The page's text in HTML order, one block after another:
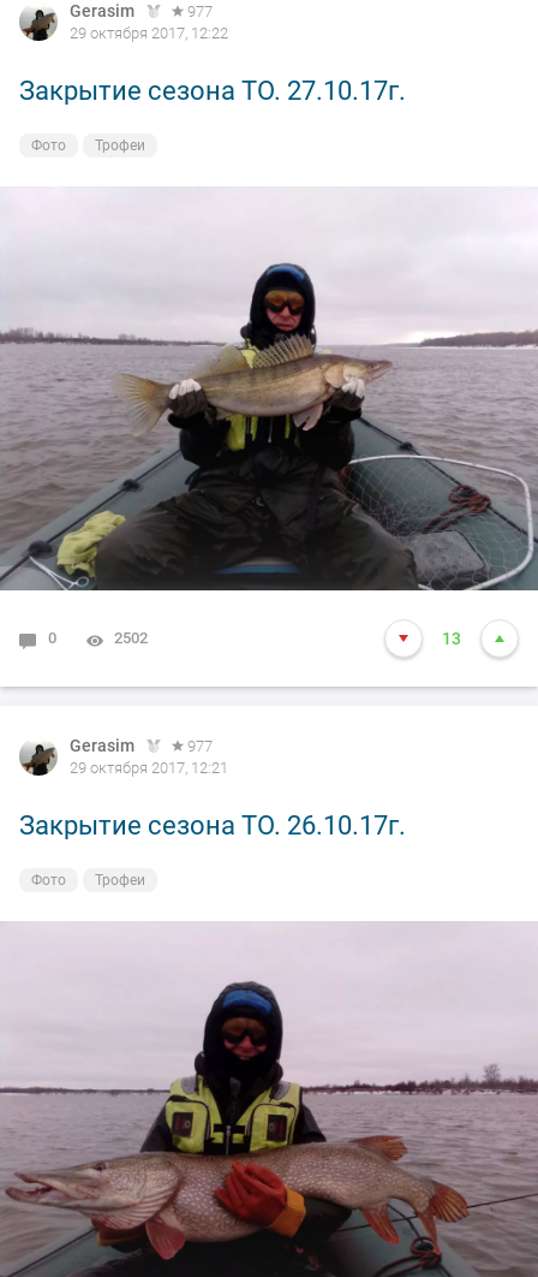
Gerasim
977
29 октября 2017, 12:22
Закрытие сезона ТО. 27.10.17г.
Фото Трофеи
0 2502 13
Gerasim
977
29 октября 2017, 12:21
Закрытие сезона ТО. 26.10.17г.
Фото Трофеи